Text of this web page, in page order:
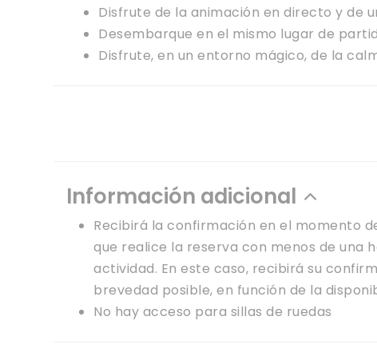
Disfrute de la animación en directo y de
Desembarque en el mismo lugar de
Disfrute, en un entorno mágico, de la
Información adicional
Recibirá la confirmación en el momento
que realice la reserva con menos de una
actividad. En este caso, recibirá su
brevedad posible, en función de la
No hay acceso para sillas de ruedas